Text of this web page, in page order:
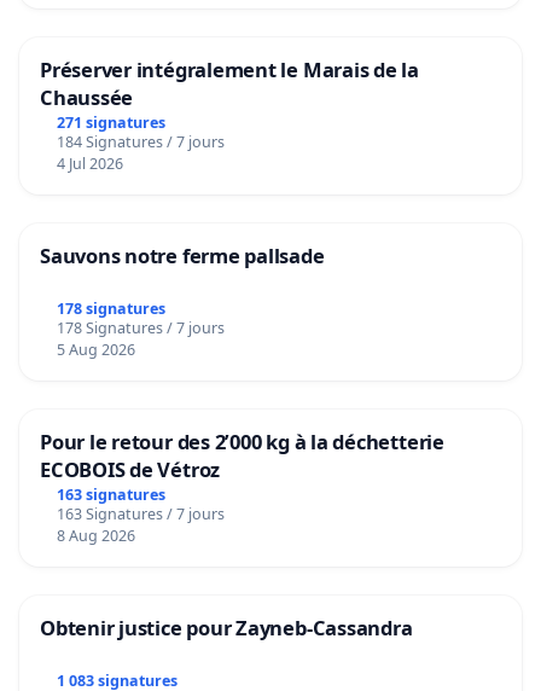
Préserver intégralement le Marais de la
Chaussée
271 signatures
184 Signatures / 7 jours
4 Jul 2026
Sauvons notre ferme pallsade
178 signatures
178 Signatures / 7 jours
5 Aug 2026
Pour le retour des 2’000 kg à la déchetterie
ECOBOIS de Vétroz
163 signatures
163 Signatures / 7 jours
8 Aug 2026
Obtenir justice pour Zayneb-Cassandra
1 083 signatures